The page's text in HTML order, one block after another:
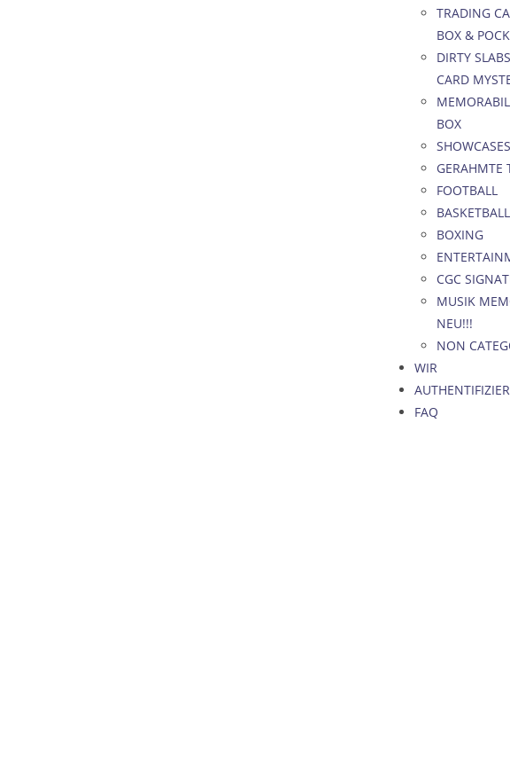
TRADING
BOX &
DIRTY
CARD
BOX
SHOWCASES
GERAHMTE
FOOTBALL
BASKETBALL
BOXING
CGC
MUSIK
NEU!!!
NON
WIR
FAQ